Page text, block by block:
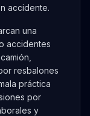
accidente.
una
accidentes
resbalones
práctica
por
y